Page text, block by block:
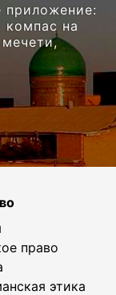
приложение:
компас на
право
этика